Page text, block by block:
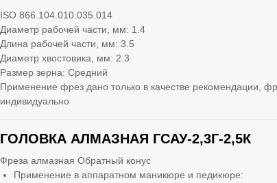
ISO 866.104.010.035.014
Диаметр рабочей части, мм: 1.4
Длина рабочей части, мм: 3.5
Диаметр хвостовика, мм: 2.3
Размер зерна: Средний
Применение фрез дано только в качестве рекомендации,
индивидуально
ГОЛОВКА АЛМАЗНАЯ ГСАУ-2,3Г-2,5К
Фреза алмазная Обратный конус
Применение в аппаратном маникюре и педикюре: